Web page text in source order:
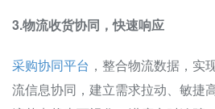
3.物流收货协同，快速响应
采购协同平台 ，整合物流数据，实
流信息协同，建立需求拉动、敏捷